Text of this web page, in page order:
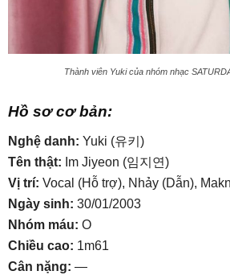
Thành viên Yuki của nhóm nhạc
Hồ sơ cơ bản:
Nghệ danh: Yuki (유키)
Tên thật: Im Jiyeon (임지연)
Vị trí: Vocal (Hỗ trợ), Nhảy (Dẫn),
Ngày sinh: 30/01/2003
Nhóm máu: O
Chiều cao: 1m61
Cân nặng: —